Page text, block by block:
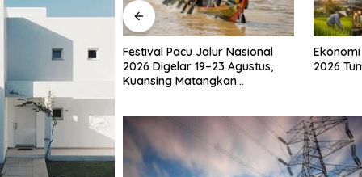
Nasional
Ekonomi Indonesia Triwulan II
2026 Tumbuh 5,29 Persen